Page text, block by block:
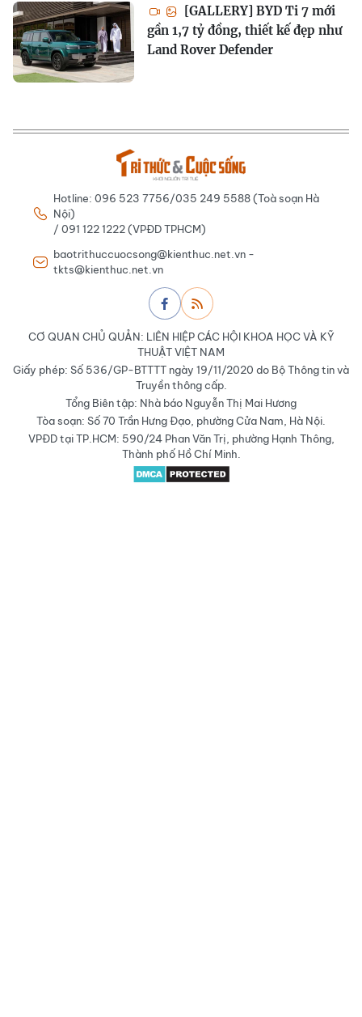
[GALLERY] BYD Ti 7 mới
gần 1,7 tỷ đồng, thiết kế đẹp như
Land Rover Defender
Hotline: 096 523 7756/035 249 5588 (Toà soạn Hà
Nội)
/ 091 122 1222 (VPĐD TPHCM)
baotrithuccuocsong@kienthuc.net.vn -
tkts@kienthuc.net.vn
CƠ QUAN CHỦ QUẢN: LIÊN HIỆP CÁC HỘI KHOA HỌC VÀ KỸ
THUẬT VIỆT NAM
Giấy phép: Số 536/GP-BTTTT ngày 19/11/2020 do Bộ Thông tin và
Truyền thông cấp.
Tổng Biên tập: Nhà báo Nguyễn Thị Mai Hương
Tòa soạn: Số 70 Trần Hưng Đạo, phường Cửa Nam, Hà Nội.
VPĐD tại TP.HCM: 590/24 Phan Văn Trị, phường Hạnh Thông,
Thành phố Hồ Chí Minh.